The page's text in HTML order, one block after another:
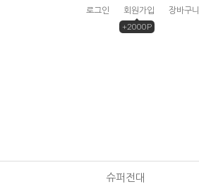
로그인
회원가입
+2000P
장바구니
슈퍼전대